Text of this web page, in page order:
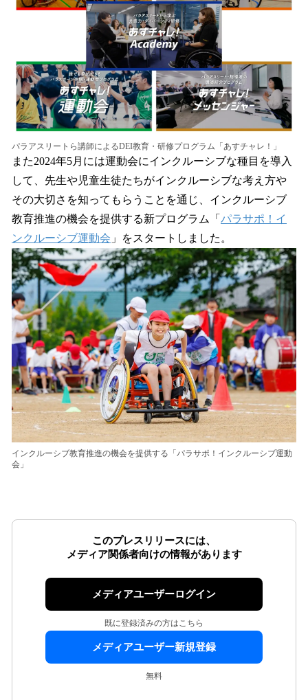
パラアスリートら講師によるDEI教育・研修プログラム「あすチャレ！」
また2024年5月には運動会にインクルーシブな種目を導入
して、先生や児童生徒たちがインクルーシブな考え方や
その大切さを知ってもらうことを通じ、インクルーシブ
教育推進の機会を提供する新プログラム「 パラサポ！イ
ンクルーシブ運動会 」をスタートしました。
インクルーシブ教育推進の機会を提供する「パラサポ！インクルーシブ運動
会」
このプレスリリースには、
メディア関係者向けの情報があります
メディアユーザーログイン
既に登録済みの方はこちら
メディアユーザー新規登録
無料